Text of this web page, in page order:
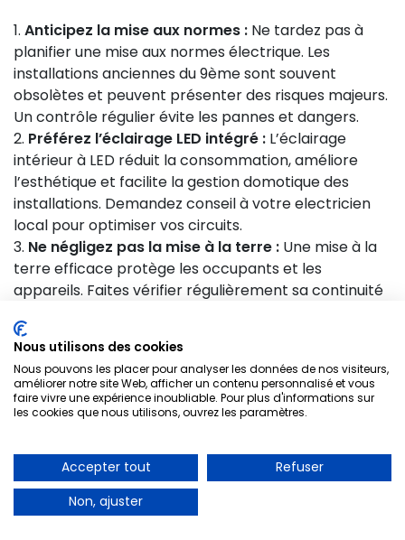
Anticipez la mise aux normes : Ne tardez pas à
planifier une mise aux normes électrique. Les
installations anciennes du 9ème sont souvent
obsolètes et peuvent présenter des risques majeurs.
Un contrôle régulier évite les pannes et dangers.
Préférez l’éclairage LED intégré : L’éclairage
intérieur à LED réduit la consommation, améliore
l’esthétique et facilite la gestion domotique des
installations. Demandez conseil à votre electricien
local pour optimiser vos circuits.
Ne négligez pas la mise à la terre : Une mise à la
terre efficace protège les occupants et les
appareils. Faites vérifier régulièrement sa continuité
Checklist sécurité électrique
à télécharger
✔️ Vérifiez régulièrement le bon fonctionnement
des disjoncteurs
✔️ Testez les différentiel électriques tous les 6
mois
Electricien Paris 9 75009
A PARTIR DE 30€
Dépannage d’urgence
Nous utilisons des cookies
Nous pouvons les placer pour analyser les données de nos visiteurs,
améliorer notre site Web, afficher un contenu personnalisé et vous
faire vivre une expérience inoubliable. Pour plus d'informations sur
les cookies que nous utilisons, ouvrez les paramètres.
Accepter tout
Refuser
Non, ajuster